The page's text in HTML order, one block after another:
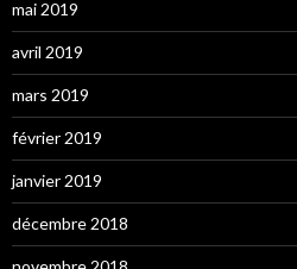
mai 2019
avril 2019
mars 2019
février 2019
janvier 2019
décembre 2018